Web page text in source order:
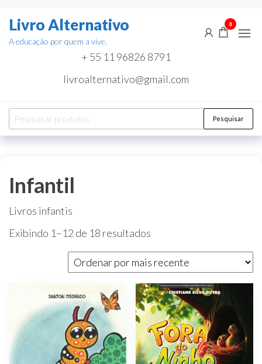
paraLivro Alternativo
A educação por quem a vive.
+ 55 11 96826 8791
livroalternativo@gmail.com
0
Pesquisar
por:
Pesquisar
Infantil
Livros infantis
Exibindo 1–12 de 18 resultados
por
mais
recente